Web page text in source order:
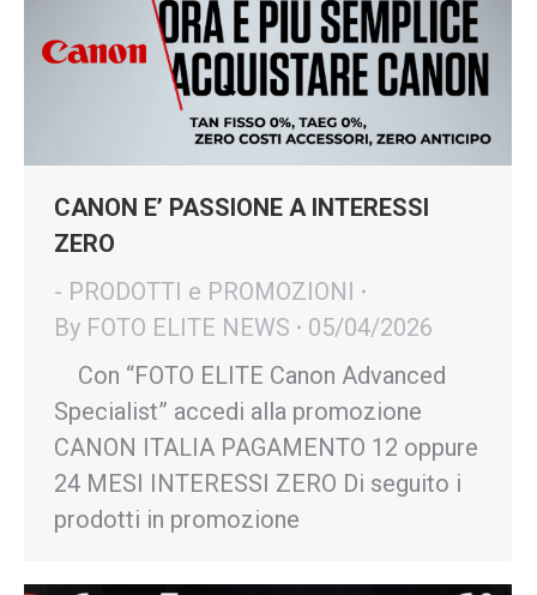
CANON E’ PASSIONE A INTERESSI
ZERO
- PRODOTTI e PROMOZIONI
By FOTO ELITE NEWS
05/04/2026
Con “FOTO ELITE Canon Advanced
Specialist” accedi alla promozione
CANON ITALIA PAGAMENTO 12 oppure
24 MESI INTERESSI ZERO Di seguito i
prodotti in promozione